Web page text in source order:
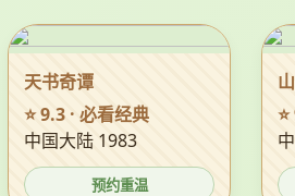
天书奇谭
⭐ 9.3 · 必看经典
中国大陆 1983
预约重温